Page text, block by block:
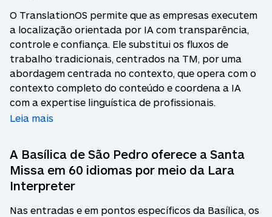
O TranslationOS permite que as empresas executem
a localização orientada por IA com transparência,
controle e confiança. Ele substitui os fluxos de
trabalho tradicionais, centrados na TM, por uma
abordagem centrada no contexto, que opera com o
contexto completo do conteúdo e coordena a IA
com a expertise linguística de profissionais.
Leia mais
A Basílica de São Pedro oferece a Santa
Missa em 60 idiomas por meio da Lara
Interpreter
Nas entradas e em pontos específicos da Basílica, os